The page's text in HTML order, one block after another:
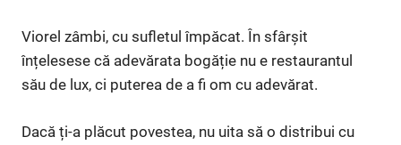
Viorel zâmbi, cu sufletul împăcat. În sfârșit
înțelesese că adevărata bogăție nu e restaurantul
său de lux, ci puterea de a fi om cu adevărat.
Dacă ți-a plăcut povestea, nu uita să o distribui cu